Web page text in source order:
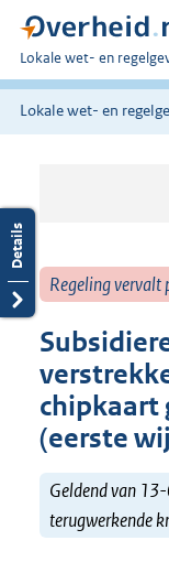
U
bent
hier:
Lokale wet- en
Lokale wet- en
Regeling
chipkaart
(eerste
Geldend van
terugwerkende